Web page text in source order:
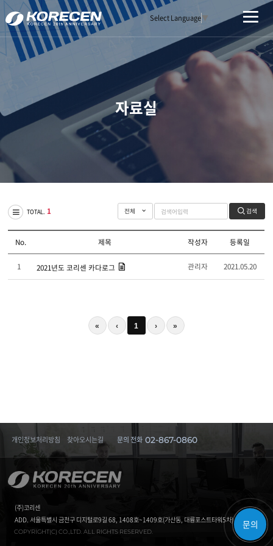
문의
Select Language▼
자료실
TOTAL. 1 검색
No. 제목 작성자 등록일
1 2021년도 코리센 카다로그 관리자 2021.05.20
« ‹ 1 › »
개인정보처리방침 찾아오시는길 문의 전화 02-867-0860
(주)코리센
ADD. 서울특별시 금천구 디지털로9길 68, 1408호~1409호(가산동, 대륭포스트타워5차)
COPYRIGHT(C) CO.,LTD. ALL RIGHTS RESERVED.